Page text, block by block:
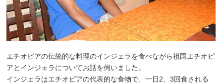
エチオピアの伝統的な料理のインジェラを食べながら祖国エチオピ
アとインジェラについてお話を伺いました。
インジェラはエチオピアの代表的な食物で、一日2、3回食される